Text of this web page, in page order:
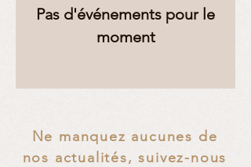
Pas d'événements pour le
moment
Ne manquez aucunes de
nos actualités, suivez-nous